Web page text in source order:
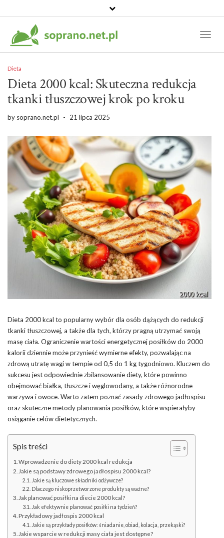
Dieta
Dieta 2000 kcal: Skuteczna redukcja
tkanki tłuszczowej krok po kroku
by soprano.net.pl - 21 lipca 2025
Dieta 2000 kcal to popularny wybór dla osób dążących do redukcji
tkanki tłuszczowej, a także dla tych, którzy pragną utrzymać swoją
masę ciała. Ograniczenie wartości energetycznej posiłków do 2000
kalorii dziennie może przynieść wymierne efekty, pozwalając na
zdrową utratę wagi w tempie od 0,5 do 1 kg tygodniowo. Kluczem do
sukcesu jest odpowiednie zbilansowanie diety, które powinno
obejmować białka, tłuszcze i węglowodany, a także różnorodne
warzywa i owoce. Warto zatem poznać zasady zdrowego jadłospisu
oraz skuteczne metody planowania posiłków, które wspierałyby
osiąganie celów dietetycznych.
Spis treści
Wprowadzenie do diety 2000 kcal redukcja
Jakie są podstawy zdrowego jadłospisu 2000 kcal?
Jakie są kluczowe składniki odżywcze?
Dlaczego niskoprzetworzone produkty są ważne?
Jak planować posiłki na diecie 2000 kcal?
Jak efektywnie planować posiłki na tydzień?
Przykładowy jadłospis 2000 kcal
Jakie są przykłady posiłków: śniadanie, obiad, kolacja, przekąski?
Jakie wsparcie w redukcji masy ciała jest dostępne?